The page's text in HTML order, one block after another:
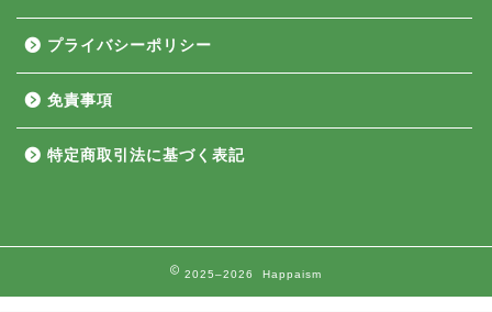
プライバシーポリシー
免責事項
特定商取引法に基づく表記
2025–2026 Happaism